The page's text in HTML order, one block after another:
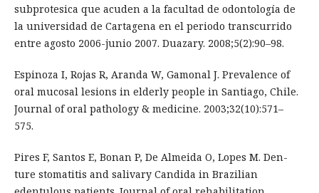
subprotesica que acuden a la facultad de odontología de
la universidad de Cartagena en el periodo transcurrido
entre agosto 2006-junio 2007. Duazary. 2008;5(2):90–98.
Espinoza I, Rojas R, Aranda W, Gamonal J. Prevalence of
oral mucosal lesions in elderly people in Santiago, Chile.
Journal of oral pathology & medicine. 2003;32(10):571–
575.
Pires F, Santos E, Bonan P, De Almeida O, Lopes M. Den-
ture stomatitis and salivary Candida in Brazilian